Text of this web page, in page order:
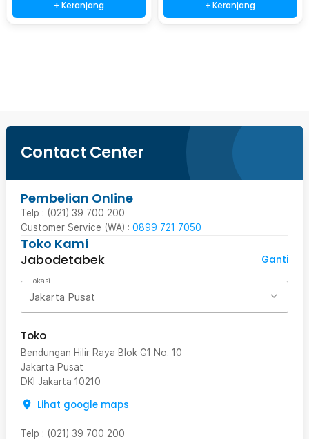
+ Keranjang + Keranjang
Contact Center
Pembelian Online
Telp : (021) 39 700 200
Customer Service (WA) : 0899 721 7050
Toko Kami
Jabodetabek
Ganti
Lokasi
Jakarta Pusat
Toko
Bendungan Hilir Raya Blok G1 No. 10
Jakarta Pusat
DKI Jakarta 10210
Lihat google maps
Telp : (021) 39 700 200